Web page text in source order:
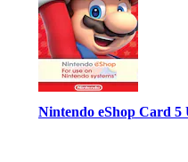
Nintendo eShop Card 5